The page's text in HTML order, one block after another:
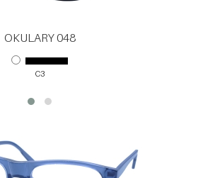
OKULARY 048
C3